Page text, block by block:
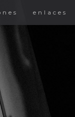
enlaces